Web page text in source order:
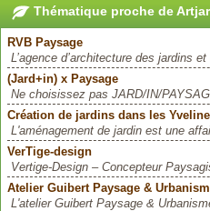
Thématique proche de
RVB Paysage
L’agence d’architecture des jardins
(Jard+in) x Paysage
Ne choisissez pas JARD/IN/
Création de jardins dans les
L'aménagement de jardin est une
VerTige-design
Vertige-Design – Concepteur
Atelier Guibert Paysage &
L'atelier Guibert Paysage &